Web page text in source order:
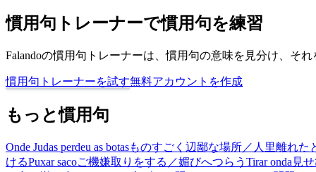
慣用句トレーナーで慣用句を練習
Falandoの慣用句トレーナーは、慣用句の意味を見分け、そ
慣用句トレーナーを試す無料アカウントを作成
もっと慣用句
Onde Judas perdeu as botasものすごく辺鄙な場所／人里離れた
けるPuxar sacoご機嫌取りをする／媚びへつらう Tirar onda 見